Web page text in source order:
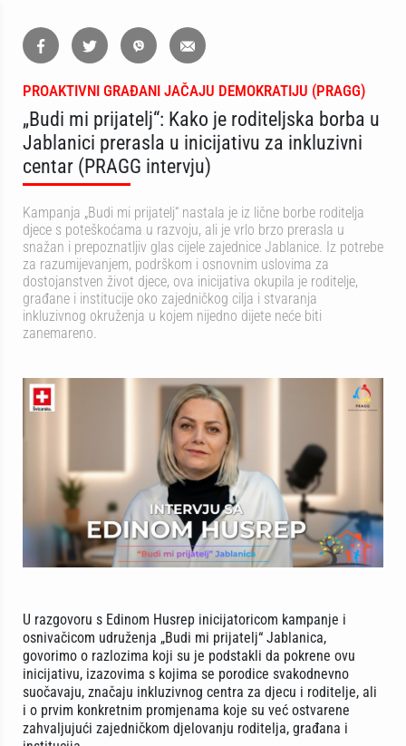
PROAKTIVNI GRAĐANI JAČAJU DEMOKRATIJU (PRAGG)
„Budi mi prijatelj“: Kako je roditeljska borba u
Jablanici prerasla u inicijativu za inkluzivni
centar (PRAGG intervju)
Kampanja „Budi mi prijatelj“ nastala je iz lične borbe roditelja
djece s poteškoćama u razvoju, ali je vrlo brzo prerasla u
snažan i prepoznatljiv glas cijele zajednice Jablanice. Iz potrebe
za razumijevanjem, podrškom i osnovnim uslovima za
dostojanstven život djece, ova inicijativa okupila je roditelje,
građane i institucije oko zajedničkog cilja i stvaranja
inkluzivnog okruženja u kojem nijedno dijete neće biti
zanemareno.
U razgovoru s Edinom Husrep inicijatoricom kampanje i
osnivačicom udruženja „Budi mi prijatelj“ Jablanica,
govorimo o razlozima koji su je podstakli da pokrene ovu
inicijativu, izazovima s kojima se porodice svakodnevno
suočavaju, značaju inkluzivnog centra za djecu i roditelje, ali
i o prvim konkretnim promjenama koje su već ostvarene
zahvaljujući zajedničkom djelovanju roditelja, građana i